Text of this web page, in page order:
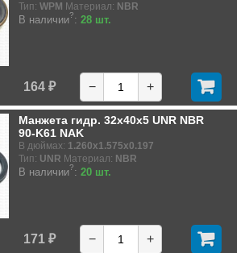
Тип: WPM Материал: NBR
В наличии?: 28 шт.
164 ₽ − +
Манжета гидр. 32x40x5 UNR NBR
90-K61 NAK
В дюймах: 1.260x1.575x0.197
Тип: UNR Материал: NBR
В наличии?: 20 шт.
171 ₽ − +